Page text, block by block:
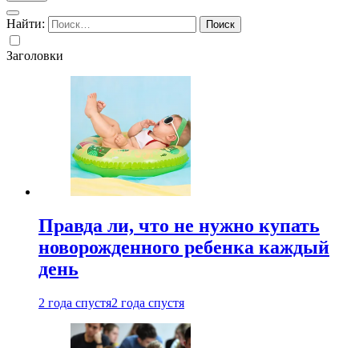
Найти:
Заголовки
Правда ли, что не нужно купать
новорожденного ребенка каждый
день
2 года спустя2 года спустя